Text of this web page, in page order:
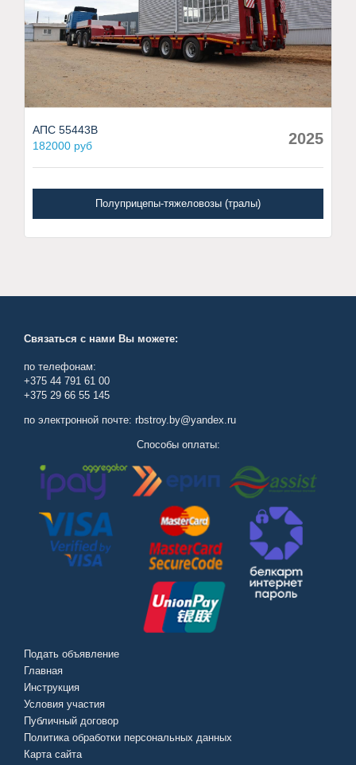
АПС 55443В
182000 руб
2025
Полуприцепы-тяжеловозы (тралы)
Связаться с нами Вы можете:
по телефонам:
+375 44 791 61 00
+375 29 66 55 145
по электронной почте: rbstroy.by@yandex.ru
Способы оплаты:
Подать объявление
Главная
Инструкция
Условия участия
Публичный договор
Политика обработки персональных данных
Карта сайта